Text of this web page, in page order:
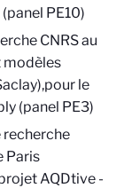
PE10)
CNRS au
modèles
le
(panel PE3)
recherche
Paris
AQDtive -